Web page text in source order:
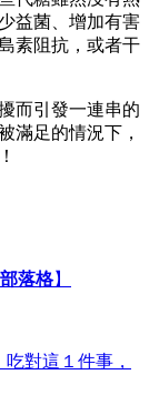
益菌、增加有害
素阻抗，或者干
而引發一連串的
滿足的情況下，
部落格】
對這１件事，